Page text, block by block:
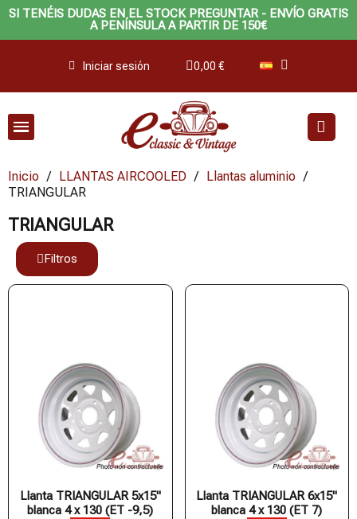
SI TENÉIS DUDAS EN EL STOCK PREGUNTAR - ENVÍO GRATIS
A PENÍNSULA A PARTIR DE 150€
Iniciar sesión 0,00 €
Inicio LLANTAS AIRCOOLED
Llantas aluminio
TRIANGULAR
TRIANGULAR
Filtros
Llanta TRIANGULAR 5x15"
blanca 4 x 130 (ET -9,5)
Llanta TRIANGULAR 6x15"
blanca 4 x 130 (ET 7)